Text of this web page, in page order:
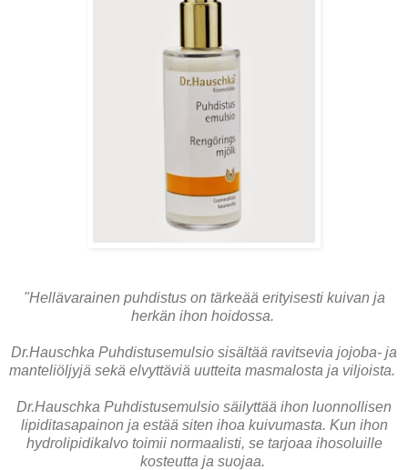
"Hellävarainen puhdistus on tärkeää erityisesti kuivan ja
herkän ihon hoidossa.
Dr.Hauschka Puhdistusemulsio sisältää ravitsevia jojoba- ja
manteliöljyjä sekä elvyttäviä uutteita masmalosta ja viljoista.
Dr.Hauschka Puhdistusemulsio säilyttää ihon luonnollisen
lipiditasapainon ja estää siten ihoa kuivumasta. Kun ihon
hydrolipidikalvo toimii normaalisti, se tarjoaa ihosoluille
kosteutta ja suojaa.